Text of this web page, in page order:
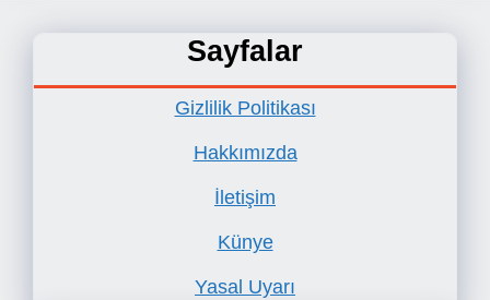
Sayfalar
Gizlilik Politikası
Hakkımızda
İletişim
Künye
Yasal Uyarı